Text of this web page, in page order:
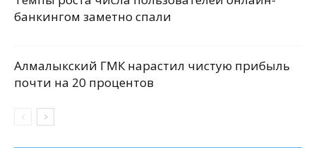
банкингом заметно спали
Алмалыкский ГМК нарастил чистую прибыль
почти на 20 процентов